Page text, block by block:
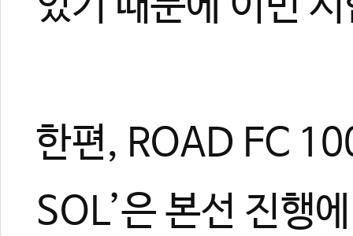
한편, ROAD FC
SOL’은 본선 진행